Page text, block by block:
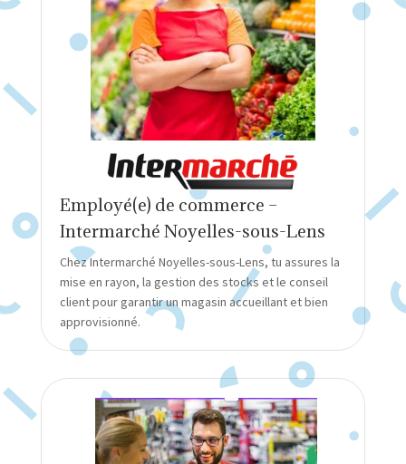
Employé(e) de commerce –
Intermarché Noyelles-sous-Lens
Chez Intermarché Noyelles-sous-Lens, tu assures la
mise en rayon, la gestion des stocks et le conseil
client pour garantir un magasin accueillant et bien
approvisionné.